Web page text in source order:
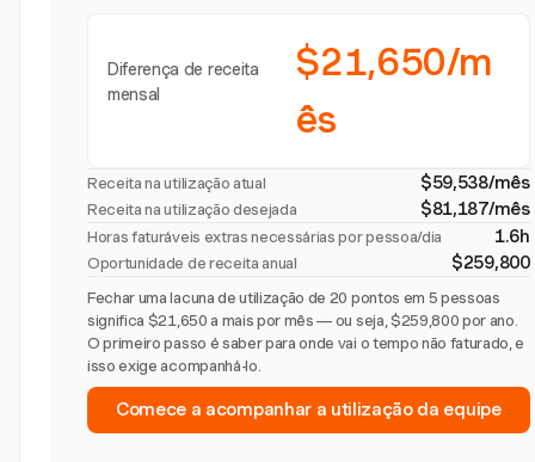
Diferença de receita
mensal
$21,650/m
ês
Receita na utilização atual $59,538/mês
Receita na utilização desejada $81,187/mês
Horas faturáveis extras necessárias por pessoa/dia 1.6h
Oportunidade de receita anual $259,800
Fechar uma lacuna de utilização de 20 pontos em 5 pessoas
significa $21,650 a mais por mês — ou seja, $259,800 por ano.
O primeiro passo é saber para onde vai o tempo não faturado, e
isso exige acompanhá-lo.
Comece a acompanhar a utilização da equipe